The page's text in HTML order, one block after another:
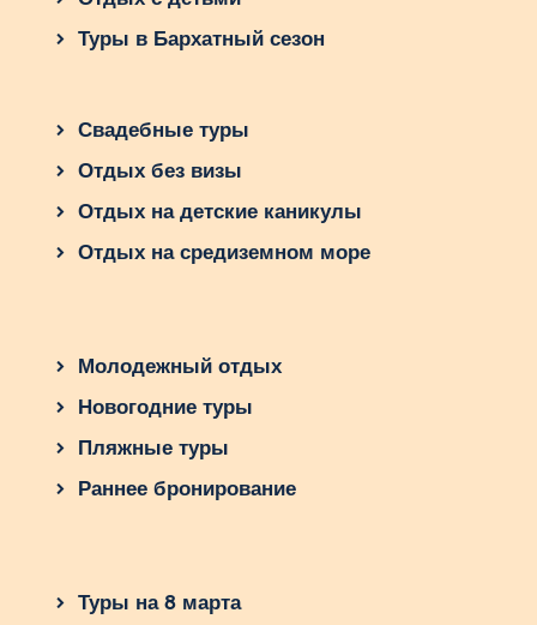
Туры в Бархатный сезон
Свадебные туры
Отдых без визы
Отдых на детские каникулы
Отдых на средиземном море
Молодежный отдых
Новогодние туры
Пляжные туры
Раннее бронирование
Туры на 8 марта